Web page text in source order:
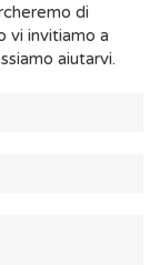
di
vi invitiamo a
aiutarvi.